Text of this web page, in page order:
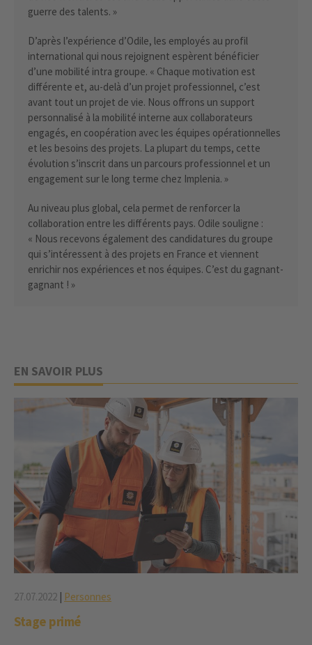
guerre des talents. »
D’après l’expérience d’Odile, les employés au profil
international qui nous rejoignent espèrent bénéficier
d’une mobilité intra groupe. « Chaque motivation est
différente et, au-delà d’un projet professionnel, c’est
avant tout un projet de vie. Nous offrons un support
personnalisé à la mobilité interne aux collaborateurs
engagés, en coopération avec les équipes opérationnelles
et les besoins des projets. La plupart du temps, cette
évolution s’inscrit dans un parcours professionnel et un
engagement sur le long terme chez Implenia. »
Au niveau plus global, cela permet de renforcer la
collaboration entre les différents pays. Odile souligne :
« Nous recevons également des candidatures du groupe
qui s’intéressent à des projets en France et viennent
enrichir nos expériences et nos équipes. C’est du gagnant-
gagnant ! »
EN SAVOIR PLUS
27.07.2022 | Personnes
Stage primé